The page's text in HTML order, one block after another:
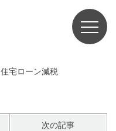
住宅ローン減税
次の記事